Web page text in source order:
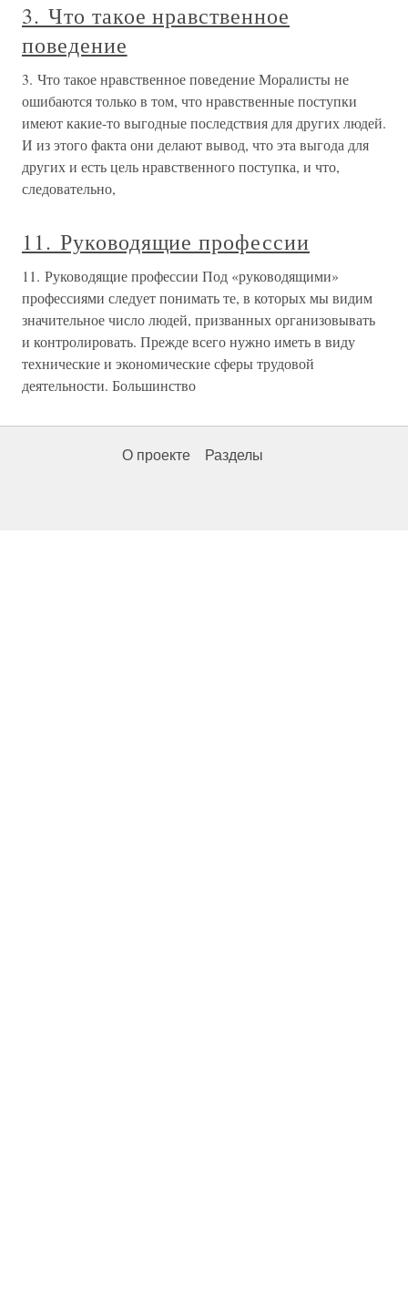
3. Что такое нравственное
поведение
3. Что такое нравственное поведение Моралисты не
ошибаются только в том, что нравственные поступки
имеют какие-то выгодные последствия для других людей.
И из этого факта они делают вывод, что эта выгода для
других и есть цель нравственного поступка, и что,
следовательно,
11. Руководящие профессии
11. Руководящие профессии Под «руководящими»
профессиями следует понимать те, в которых мы видим
значительное число людей, призванных организовывать
и контролировать. Прежде всего нужно иметь в виду
технические и экономические сферы трудовой
деятельности. Большинство
О проекте Разделы